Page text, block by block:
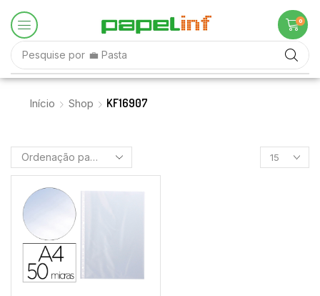
Pesquise por ♟️ Jogos Didáticos
0
Início Shop KF16907